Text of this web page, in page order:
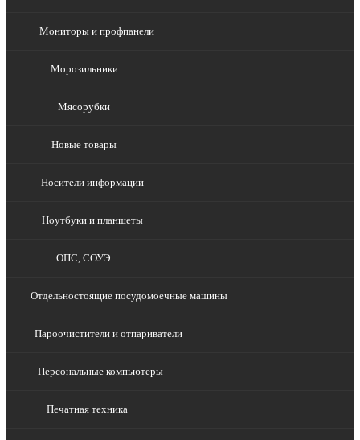
Мониторы и профпанели
Морозильники
Мясорубки
Новые товары
Носители информации
Ноутбуки и планшеты
ОПС, СОУЭ
Отдельностоящие посудомоечные машины
Пароочистители и отпариватели
Персональные компьютеры
Печатная техника